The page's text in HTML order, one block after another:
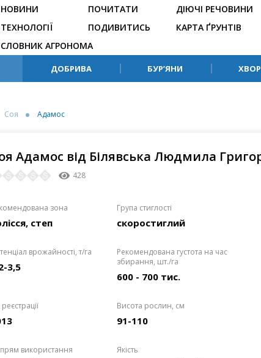
НОВИНИ
ТЕХНОЛОГІЇ
ПОЧИТАТИ
ПОДИВИТИСЬ
ДІЮЧІ РЕЧОВИНИ
КАРТА ҐРУНТІВ
СЛОВНИК АГРОНОМА
ДОБРИВА БУР’ЯНИ
Соя Адамос
Адамос від Білявська Людмила
428
зона
степ
Група стиглості
скоростиглий
врожайності, т/га
3,5
Рекомендована густота на час
збирання, шт./га
600 - 700 тис.
реєстрації Висота рослин, см
91-110
використання Якість